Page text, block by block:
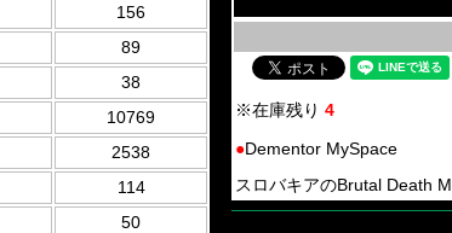
156
89
38
10769
2538
114
50
※在庫残り 4
●Dementor MySpace
スロバキアのBrutal Death